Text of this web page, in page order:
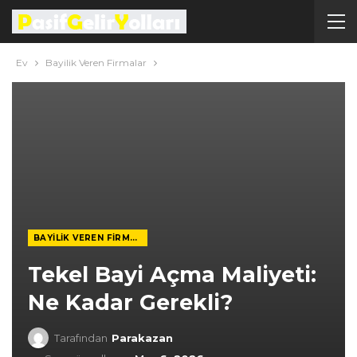
Ev Bayilik Veren Firmalar
BAYILIK VEREN FIRMALAR
Tekel Bayi Açma Maliyeti:
Ne Kadar Gerekli?
Tarafından Parakazan